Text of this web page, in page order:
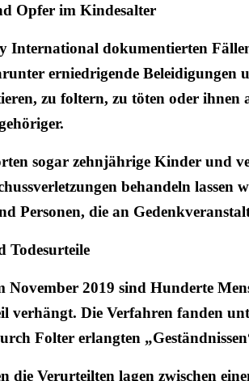
Opfer im Kindesalter
International dokumentierten
erniedrigende
zu foltern, zu töten oder
sogar zehnjährige Kinder und
behandeln
Personen, die an
Todesurteile
November 2019 sind Hunderte
verhängt. Die Verfahren fanden
Folter erlangten
die Verurteilten lagen zwischen